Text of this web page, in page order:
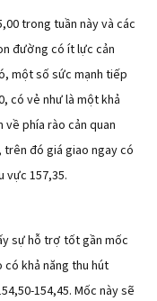
trong tuần này và các
đường có ít lực cản
một số sức mạnh tiếp
có vẻ như là một khả
phía rào cản quan
đó giá giao ngay có
vực 157,35.
sự hỗ trợ tốt gần mốc
khả năng thu hút
154,45. Mốc này sẽ